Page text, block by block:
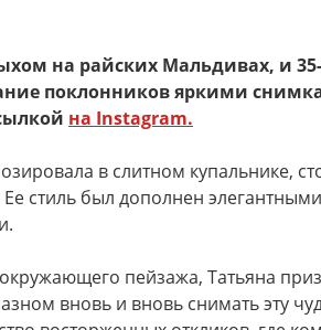
на райских Мальдивах, и
поклонников яркими
на Instagram.
в слитном купальнике,
стиль был дополнен
пейзажа, Татьяна
вновь и вновь снимать эту